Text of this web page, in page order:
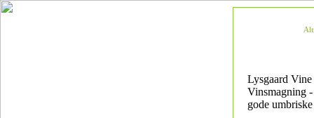
Lysgaard Vine
Vinsmagning
gode